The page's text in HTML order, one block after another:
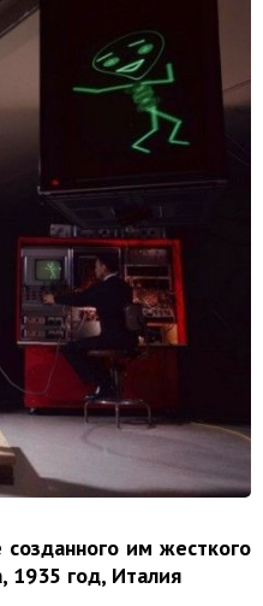
им жесткого
1935 год, Италия